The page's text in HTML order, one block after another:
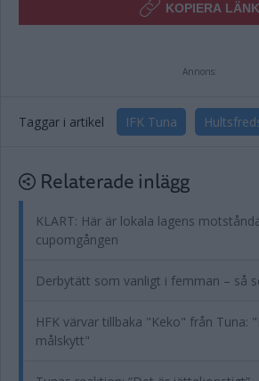
KOPIERA LÄNK
Annons:
Taggar i artikel IFK Tuna
Relaterade inlägg
KLART: Här är lokala lagens
cupomgången
Derbytätt som vanligt i femman – så
HFK värvar tillbaka "Keko" från Tuna:
målskytt"